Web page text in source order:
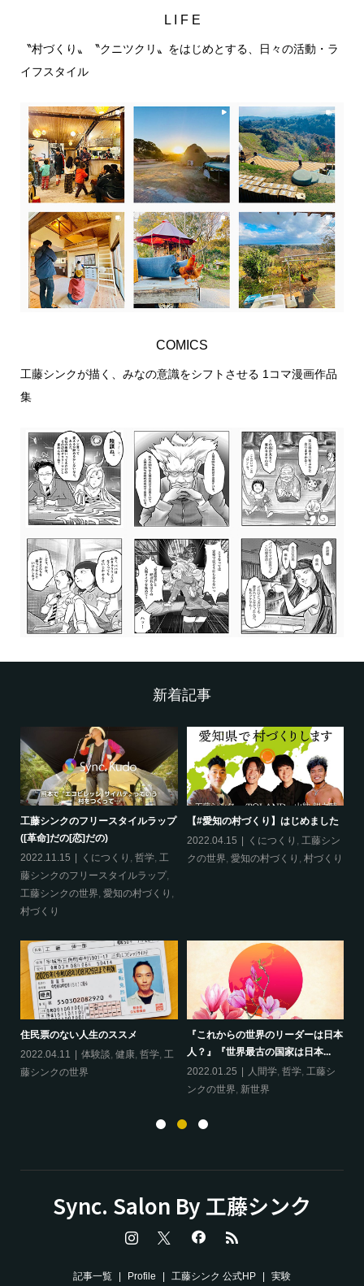
L I F E
〝村づくり〟〝クニツクリ〟をはじめとする、日々の活動・ラ
イフスタイル
COMICS
工藤シンクが描く、みなの意識をシフトさせる 1コマ漫画作品
集
新着記事
工藤シンクのフリースタイルラップ
([革命]だの[恋]だの)
2022.11.15
くにつくり 哲学, 工
藤シンクのフリースタイルラップ,
工藤シンクの世界 愛知の村づくり
村づくり
【#愛知の村づくり】はじめました
2022.04.15
くにつくり
工藤シン
クの世界 愛知の村づくり 村づくり
住民票のない人生のススメ
2022.04.11
体験談, 健康, 哲学, 工
藤シンクの世界
『これからの世界のリーダーは日本
人？』『世界最古の国家は日本...
2022.01.25
人間学, 哲学, 工藤シ
ンクの世界, 新世界
Sync. Salon By 工藤シンク
記事一覧 Profile 工藤シンク 公式HP 実験